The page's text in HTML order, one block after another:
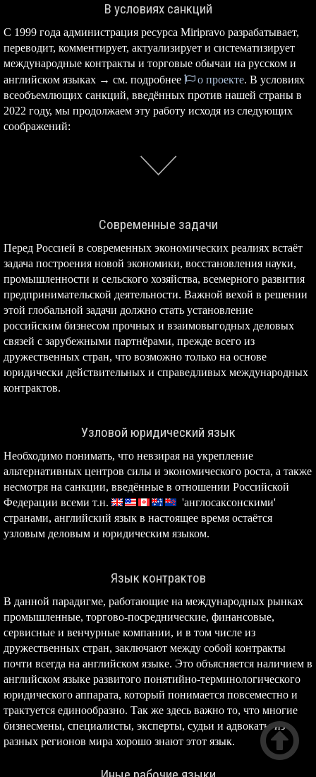
В условиях санкций
С 1999 года администрация ресурса Miripravo разрабатывает,
переводит, комментирует, актуализирует и систематизирует
международные контракты и торговые обычаи на русском и
английском языках → см. подробнее
о проекте. В условиях
всеобъемлющих санкций, введённых против нашей страны в
2022 году, мы продолжаем эту работу исходя из следующих
соображений:
Современные задачи
Перед Россией в современных экономических реалиях встаёт
задача построения новой экономики, восстановления науки,
промышленности и сельского хозяйства, всемерного развития
предпринимательской деятельности. Важной вехой в решении
этой глобальной задачи должно стать установление
российским бизнесом прочных и взаимовыгодных деловых
связей с зарубежными партнёрами, прежде всего из
дружественных стран, что возможно только на основе
юридически действительных и справедливых международных
контрактов.
Узловой юридический язык
Необходимо понимать, что невзирая на укрепление
альтернативных центров силы и экономического роста, а также
несмотря на санкции, введённые в отношении Российской
Федерации всеми т.н.
'англосаксонскими'
странами, английский язык в настоящее время остаётся
узловым деловым и юридическим языком.
Язык контрактов
В данной парадигме, работающие на международных рынках
промышленные, торгово-посреднические, финансовые,
сервисные и венчурные компании, и в том числе из
дружественных стран, заключают между собой контракты
почти всегда на английском языке. Это объясняется наличием в
английском языке развитого понятийно-терминологического
юридического аппарата, который понимается повсеместно и
трактуется единообразно. Так же здесь важно то, что многие
бизнесмены, специалисты, эксперты, судьи и адвокаты из
разных регионов мира хорошо знают этот язык.
